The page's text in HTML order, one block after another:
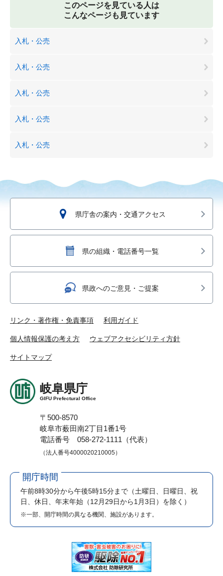
このページを見ている人は
こんなページも見ています
入札・公売
入札・公売
入札・公売
入札・公売
入札・公売
県庁舎の案内・交通アクセス
県の組織・電話番号一覧
県政へのご意見・ご提案
リンク・著作権・免責事項 利用ガイド
個人情報保護の考え方 ウェブアクセシビリティ方針
サイトマップ
岐阜県庁
GIFU Prefectural Office
〒500-8570
岐阜市薮田南2丁目1番1号
電話番号 058-272-1111（代表）
（法人番号4000020210005）
開庁時間
午前8時30分から午後5時15分まで （土曜日、日曜日、祝
日、休日、年末年始（12月29日から1月3日）を除く）
※一部、開庁時間の異なる機関、施設があります。